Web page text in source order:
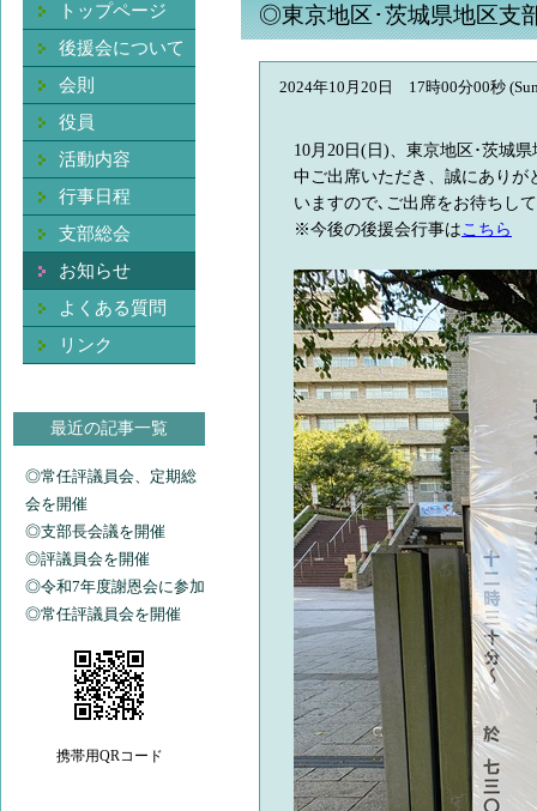
◎東京地区･茨城県地区支
2024年10月20日 17時00分00秒
10月20日(日)、東京地区･茨城
中ご出席いただき、誠にありが
いますので､ご出席をお待ちし
※今後の後援会行事はこちら
トップページ
後援会について
会則
役員
活動内容
行事日程
支部総会
お知らせ
よくある質問
リンク
最近の記事一覧
◎常任評議員会、定期総
会を開催
◎支部長会議を開催
◎評議員会を開催
◎令和7年度謝恩会に参加
◎常任評議員会を開催
携帯用QRコード